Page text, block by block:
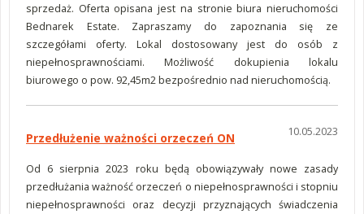
sprzedaż. Oferta opisana jest na stronie biura nieruchomości
Bednarek Estate. Zapraszamy do zapoznania się ze
szczegółami oferty. Lokal dostosowany jest do osób z
niepełnosprawnościami. Możliwość dokupienia lokalu
biurowego o pow. 92,45m2 bezpośrednio nad nieruchomością.
10.05.2023
Przedłużenie ważności orzeczeń ON
Od 6 sierpnia 2023 roku będą obowiązywały nowe zasady
przedłużania ważność orzeczeń o niepełnosprawności i stopniu
niepełnosprawności oraz decyzji przyznających świadczenia